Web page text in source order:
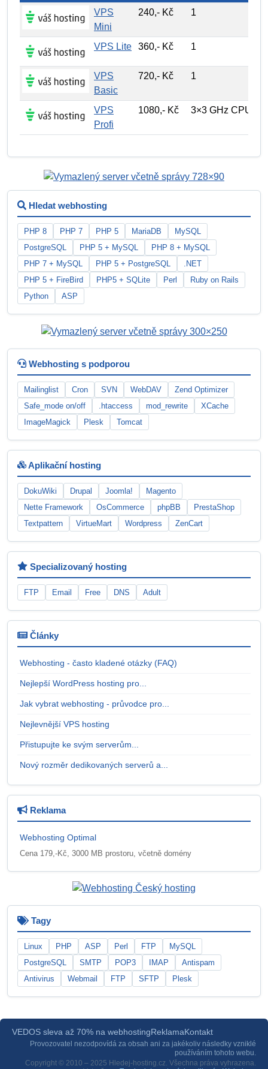
VPS
Mini
240,- Kč 1
VPS Lite 360,- Kč 1
VPS
Basic
720,- Kč 1
VPS
Profi
1080,- Kč 3×3 GHz CPU
Hledat webhosting
PHP 8 PHP 7 PHP 5 MariaDB
MySQL
PostgreSQL
PHP 5 + MySQL
PHP 8 + MySQL
PHP 7 + MySQL
PHP 5 + PostgreSQL
.NET
PHP 5 + FireBird
PHP5 + SQLite Perl
Ruby on Rails
Python
ASP
Webhosting s podporou
Mailinglist Cron SVN WebDAV
Zend Optimizer
Safe_mode on/off
.htaccess mod_rewrite
XCache
ImageMagick
Plesk Tomcat
Aplikační hosting
DokuWiki Drupal Joomla!
Magento
Nette Framework
OsCommerce phpBB
PrestaShop
Textpattern
VirtueMart Wordpress ZenCart
Specializovaný hosting
FTP Email Free DNS Adult
Články
Webhosting - často kladené otázky (FAQ)
Nejlepší WordPress hosting pro...
Jak vybrat webhosting - průvodce pro...
Nejlevnější VPS hosting
Přistupujte ke svým serverům...
Nový rozměr dedikovaných serverů a...
Reklama
Webhosting Optimal
Cena 179,-Kč, 3000 MB prostoru, včetně domény
Tagy
Linux PHP ASP Perl FTP
MySQL
PostgreSQL
SMTP POP3 IMAP
Antispam
Antivirus
Webmail FTP SFTP Plesk
VEDOS sleva až 70% na webhosting ReklamaKontakt
Provozovatel nezodpovídá za obsah ani za jakékoliv následky vzniklé
používáním tohoto webu.
Copyright © 2010 – 2025 Hledej-hosting.cz. Všechna práva vyhrazena.